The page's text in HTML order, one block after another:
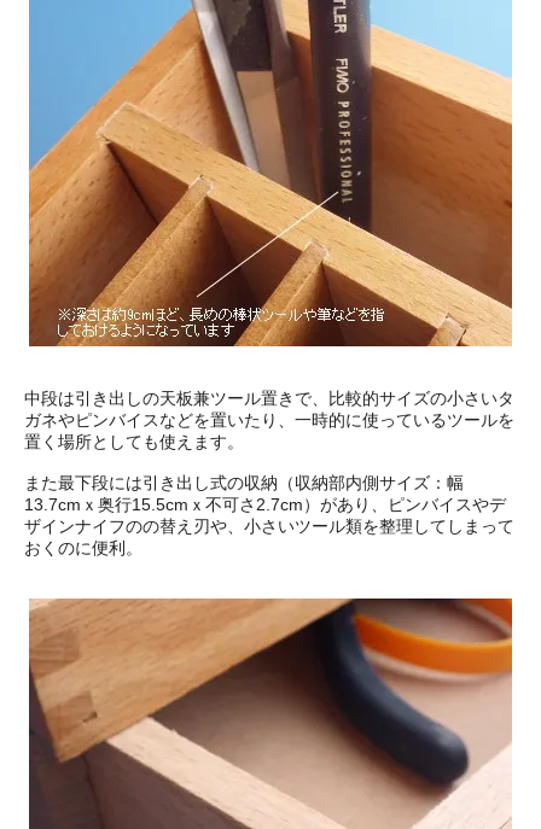
中段は引き出しの天板兼ツール置きで、比較的サイズの小さいタ
ガネやピンバイスなどを置いたり、一時的に使っているツールを
置く場所としても使えます。
また最下段には引き出し式の収納（収納部内側サイズ：幅
13.7cmｘ奥行15.5cmｘ不可さ2.7cm）があり、ピンバイスやデ
ザインナイフのの替え刃や、小さいツール類を整理してしまって
おくのに便利。